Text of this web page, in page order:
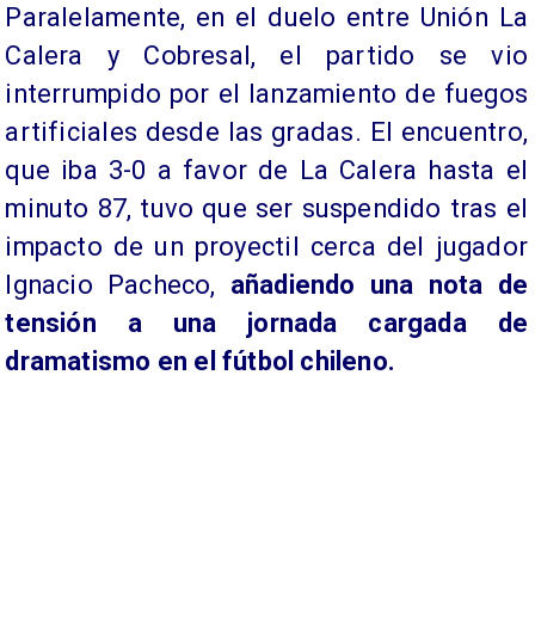
Paralelamente, en el duelo entre Unión La
Calera y Cobresal, el partido se vio
interrumpido por el lanzamiento de fuegos
artificiales desde las gradas. El encuentro,
que iba 3-0 a favor de La Calera hasta el
minuto 87, tuvo que ser suspendido tras el
impacto de un proyectil cerca del jugador
Ignacio Pacheco, añadiendo una nota de
tensión a una jornada cargada de
dramatismo en el fútbol chileno.